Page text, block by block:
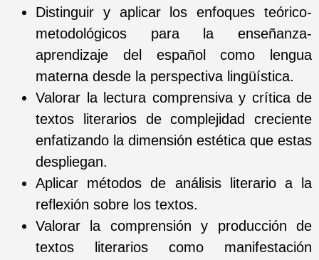
Distinguir y aplicar los enfoques teórico-
metodológicos para la enseñanza-
aprendizaje del español como lengua
materna desde la perspectiva lingüística.
Valorar la lectura comprensiva y crítica de
textos literarios de complejidad creciente
enfatizando la dimensión estética que estas
despliegan.
Aplicar métodos de análisis literario a la
reflexión sobre los textos.
Valorar la comprensión y producción de
textos literarios como manifestación